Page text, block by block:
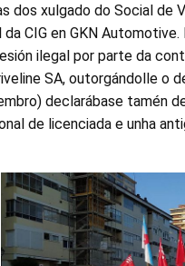
dos xulgado do Social de
CIG en GKN
ilegal por parte da
SA, outorgándolle o
declarábase tamén
de licenciada e unha